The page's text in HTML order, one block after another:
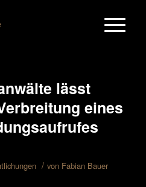
lässt
eines
/ von Fabian Bauer